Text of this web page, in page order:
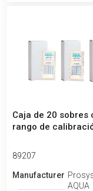
Caja de 20 sobres
rango de
89207
Manufacturero
AQUA